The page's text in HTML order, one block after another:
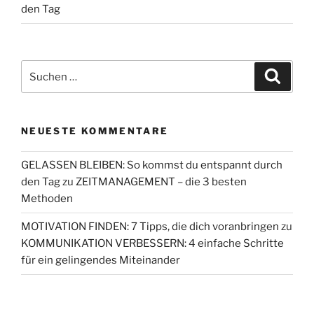
den Tag
nach:
NEUESTE KOMMENTARE
GELASSEN BLEIBEN: So kommst du entspannt durch
den Tagzu ZEITMANAGEMENT – die 3 besten
Methoden
MOTIVATION FINDEN: 7 Tipps, die dich voranbringen zu
KOMMUNIKATION VERBESSERN: 4 einfache Schritte
für ein gelingendes Miteinander